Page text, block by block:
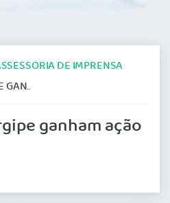
DE IMPRENSA
GEAP
ganham ação